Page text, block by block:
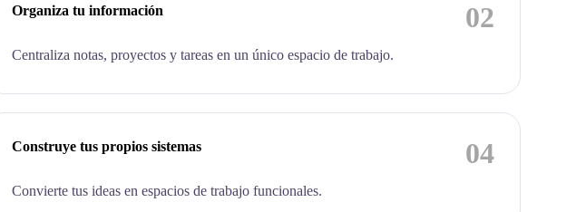
02
Organiza tu información
Centraliza notas, proyectos y tareas en un único espacio de trabajo.
04
Construye tus propios sistemas
Convierte tus ideas en espacios de trabajo funcionales.